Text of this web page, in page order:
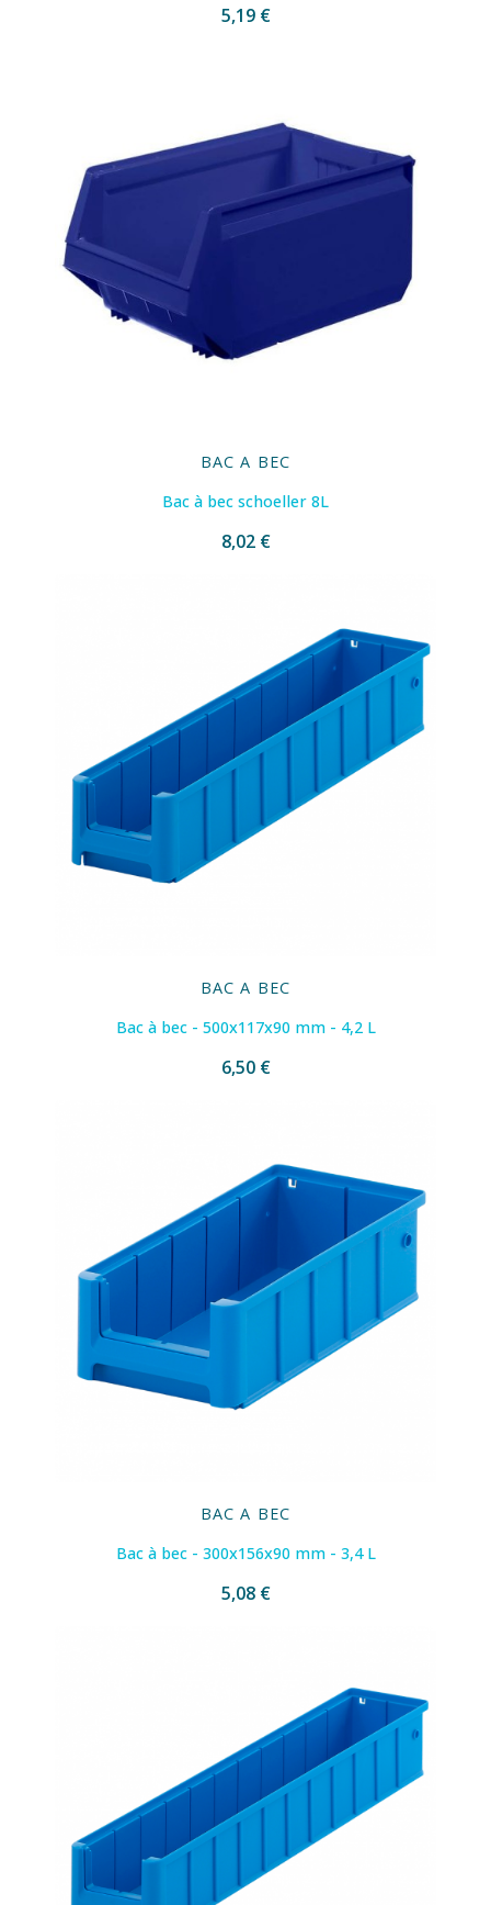
5,19 €
BAC A BEC
Bac à bec schoeller 8L
8,02 €
BAC A BEC
Bac à bec - 500x117x90 mm - 4,2 L
6,50 €
BAC A BEC
Bac à bec - 300x156x90 mm - 3,4 L
5,08 €